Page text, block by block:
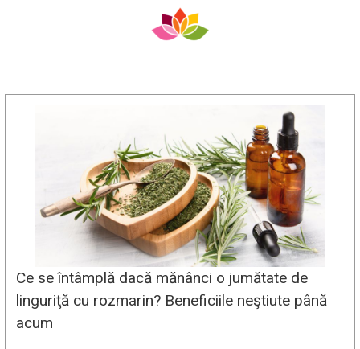
Ce se întâmplă dacă mănânci o jumătate de
linguriţă cu rozmarin? Beneficiile neştiute până
acum